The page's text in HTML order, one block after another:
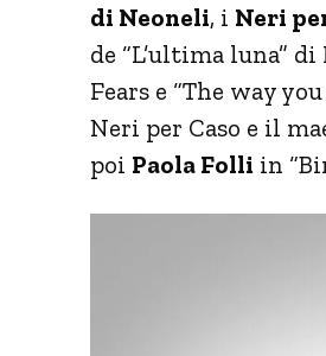
di Neoneli, i Neri
de “L’ultima luna”
Fears e “The way
Neri per Caso e il
poi Paola Folli in